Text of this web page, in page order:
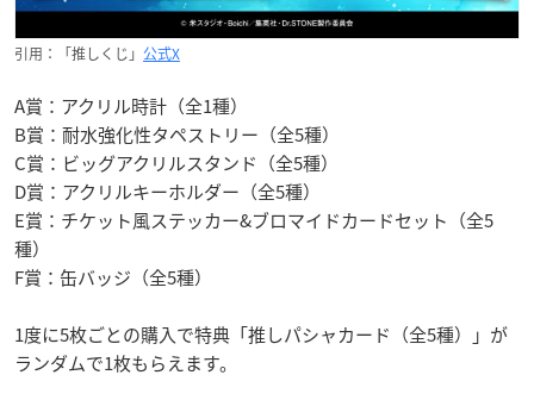
引用：「推しくじ」 公式X
A賞：アクリル時計（全1種）
B賞：耐水強化性タペストリー（全5種）
C賞：ビッグアクリルスタンド（全5種）
D賞：アクリルキーホルダー（全5種）
E賞：チケット風ステッカー&ブロマイドカードセット（全5
種）
F賞：缶バッジ（全5種）
1度に5枚ごとの購入で特典「推しパシャカード（全5種）」が
ランダムで1枚もらえます。